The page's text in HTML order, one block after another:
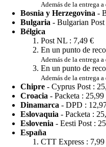
Además de la entrega
Bosnia y Herzegovina -
Bulgaria - Bulgarian Post
Bélgica
Post NL : 7,49 €
En un punto de
Además de la entrega
En un punto de
Además de la entrega
Chipre - Cyprus Post :
Croacia - Packeta : 25,99
Dinamarca - DPD :
Eslovaquia - Packeta :
Eslovenia - Eesti Post :
España
CTT Express : 7,99